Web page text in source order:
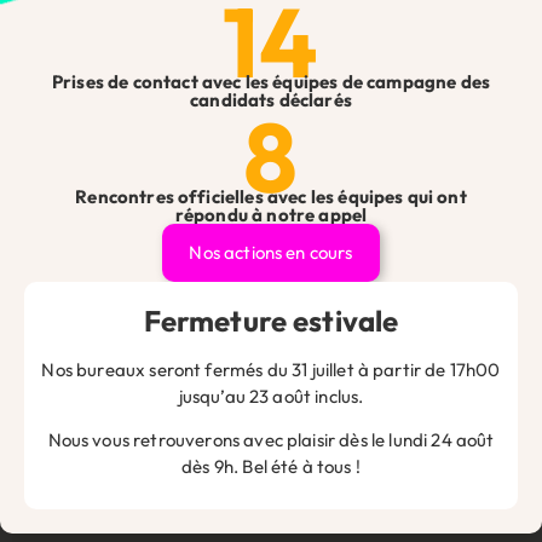
Suivez-nous sur les réseaux 👇
Ne passez pas à côté des infos essentielles pour les chefs
d’entreprise !
Droits, actualités, nouveautés : restez informé et prêt à agir
en nous suivant sur les réseaux sociaux.
Vous avez une question ?
Que vous soyez artisan, commerçant, professionnel libéral
ou chef d’entreprise, n’hésitez pas à nous contacter pour
14
Prises de contact avec les équipes de campagne des
candidats déclarés
8
Rencontres officielles avec les équipes qui ont
répondu à notre appel
Nos actions en cours
Fermeture estivale
Nos bureaux seront fermés du 31 juillet à partir de 17h00
jusqu’au 23 août inclus.
Nous vous retrouverons avec plaisir dès le lundi 24 août
dès 9h. Bel été à tous !